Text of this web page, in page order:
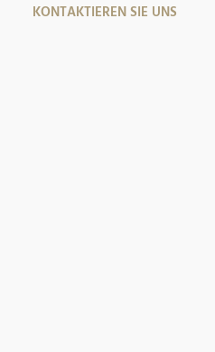
KONTAKTIEREN SIE UNS